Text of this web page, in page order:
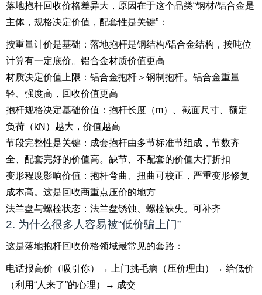
落地抱杆回收价格差异大，原因在于这个品类“钢材/铝合金是
主体，规格决定价值，配套性是关键”：
按重量计价是基础：落地抱杆是钢结构/铝合金结构，按吨位
计算有一定底价。铝合金材质价值更高
材质决定价值上限：铝合金抱杆＞钢制抱杆。铝合金重量
轻、强度高，回收价值更高
抱杆规格决定基础价值：抱杆长度（m）、截面尺寸、额定
负荷（kN）越大，价值越高
节段完整性是关键：成套抱杆由多节标准节组成，节数齐
全、配套完好的价值高。缺节、不配套的价值大打折扣
变形程度影响价值：抱杆弯曲、扭曲可校正，严重变形修复
成本高。这是回收商重点压价的地方
法兰盘与螺栓状态：法兰盘锈蚀、螺栓缺失。可补齐
2. 为什么很多人容易被“低价骗上门”
这是落地抱杆回收价格领域最常见的套路：
电话报高价（吸引你）→ 上门挑毛病（压价理由）→ 给低价
（利用“人来了”的心理）→ 成交